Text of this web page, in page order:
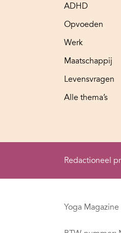
ADHD
Opvoeden
Werk
Maatschappij
Levensvragen
Alle thema’s
Redactioneel
Yoga Magazine